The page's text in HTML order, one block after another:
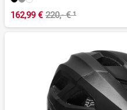
162,99 € 220,- €¹